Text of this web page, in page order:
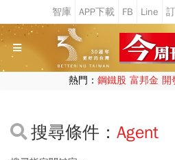
熱門： 鋼鐵股 富邦金 開
搜尋條件： Agent